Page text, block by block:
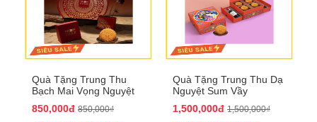
Quà Tặng Trung Thu
Bạch Mai Vọng Nguyệt
850,000đ 850,000₫
Quà Tặng Trung Thu Dạ
Nguyệt Sum Vầy
1,500,000đ 1,500,000₫